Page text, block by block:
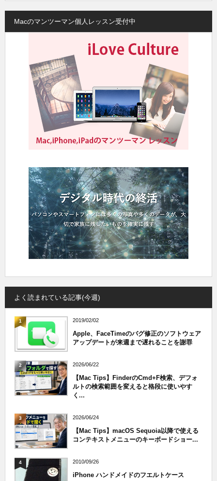
Macのマンツーマン個人レッスン受付中
よく読まれている記事(今週)
1 2019/02/02
Apple、FaceTimeのバグ修正のソフトウェア
アップデートが来週まで遅れることを謝罪
2 2026/06/22
【Mac Tips】FinderのCmd+F検索、デフォ
ルトの検索範囲を変えると格段に使いやす
く...
3 2026/06/24
【Mac Tips】macOS Sequoia以降で使える
コンテキストメニューのキーボードショー...
4 2010/09/26
iPhone ハンドメイドのフエルトケース